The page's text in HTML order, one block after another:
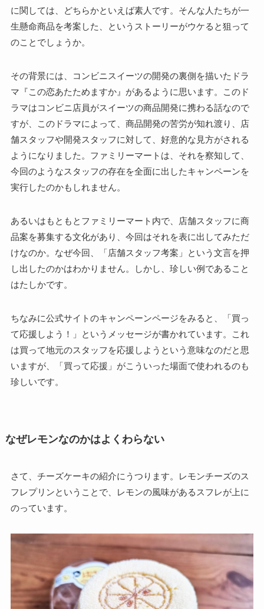
に関しては、どちらかといえば素人です。そんな人たちが一
生懸命商品を考案した、というストーリーがウケると狙って
のことでしょうか。
その背景には、コンビニスイーツの開発の裏側を描いたドラ
マ『この恋あたためますか』があるように思います。このド
ラマはコンビニ店員がスイーツの商品開発に携わる話なので
すが、このドラマによって、商品開発の苦労が知れ渡り、店
舗スタッフや開発スタッフに対して、好意的な見方がされる
ようになりました。ファミリーマートは、それを察知して、
今回のようなスタッフの存在を全面に出したキャンペーンを
実行したのかもしれません。
あるいはもともとファミリーマート内で、店舗スタッフに商
品案を募集する文化があり、今回はそれを表に出してみただ
けなのか。なぜ今回、「店舗スタッフ考案」という文言を押
し出したのかはわかりません。しかし、珍しい例であること
はたしかです。
ちなみに公式サイトのキャンペーンページをみると、「買っ
て応援しよう！」というメッセージが書かれています。これ
は買って地元のスタッフを応援しようという意味なのだと思
いますが、「買って応援」がこういった場面で使われるのも
珍しいです。
なぜレモンなのかはよくわらない
さて、チーズケーキの紹介にうつります。レモンチーズのス
フレプリンということで、レモンの風味があるスフレが上に
のっています。